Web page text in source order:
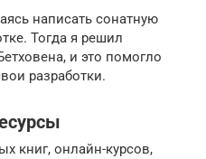
написать сонатную
Тогда я решил
и это помогло
разработки.
книг, онлайн-курсов,